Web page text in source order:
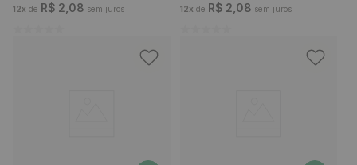
12x de R$ 2 08 sem juros 12x de R$ 2 08 sem juros